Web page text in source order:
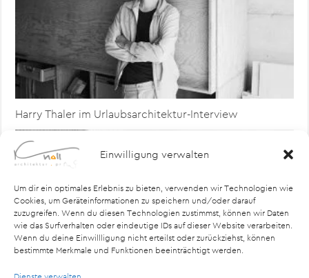
Einwilligung verwalten
Um dir ein optimales Erlebnis zu bieten, verwenden wir Technologien wie
Cookies, um Geräteinformationen zu speichern und/oder darauf
zuzugreifen. Wenn du diesen Technologien zustimmst, können wir Daten
wie das Surfverhalten oder eindeutige IDs auf dieser Website verarbeiten.
Wenn du deine Einwillligung nicht erteilst oder zurückziehst, können
bestimmte Merkmale und Funktionen beeinträchtigt werden.
Harry Thaler im Urlaubsarchitektur-Interview